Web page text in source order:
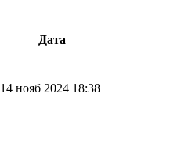
Дата
14 нояб 2024 18:38